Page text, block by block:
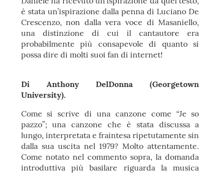
è stata un’ispirazione dalla penna di Luciano De
Crescenzo, non dalla vera voce di Masaniello,
una distinzione di cui il cantautore era
probabilmente più consapevole di quanto si
possa dire di molti suoi fan di internet!
Di Anthony DelDonna (Georgetown
University).
Come si scrive di una canzone come “Je so
pazzo”; una canzone che è stata discussa a
lungo, interpretata e fraintesa ripetutamente sin
dalla sua uscita nel 1979? Molto attentamente.
Come notato nel commento sopra, la domanda
introduttiva più basilare riguarda la musica